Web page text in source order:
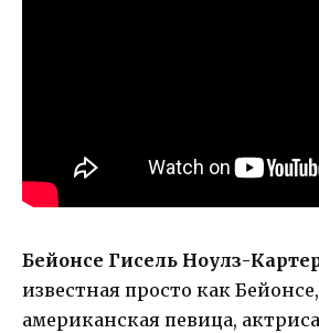
Бейонсе Гисель Ноулз-
известная просто как
американская певица,